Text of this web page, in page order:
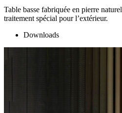
Table basse fabriquée en pierre
traitement spécial pour l’extérieur.
Downloads